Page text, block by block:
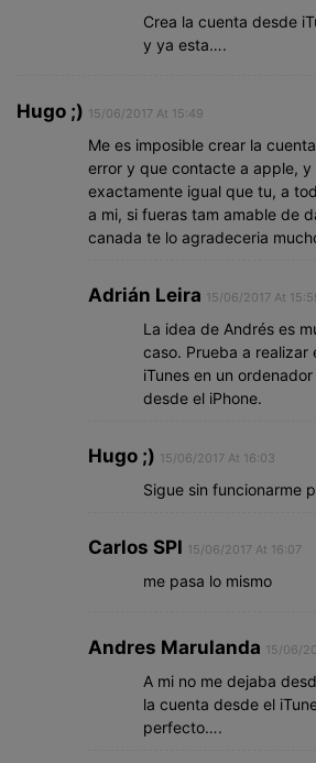
Crea la cuenta desde
y ya esta….
Hugo ;) 15/06/2017 At 15:49
Me es imposible crear la
error y que contacte a apple, y
exactamente igual que tu, a
a mi, si fueras tam amable de
canada te lo agradeceria
Adrián Leira 15/06/2017 At
La idea de Andrés es
caso. Prueba a realizar
iTunes en un
desde el iPhone.
Hugo ;) 15/06/2017 At 16:03
Sigue sin funcionarme
Carlos SPI 15/06/2017 At 16:07
me pasa lo mismo
Andres Marulanda 15/06/
A mi no me dejaba
la cuenta desde el
perfecto….